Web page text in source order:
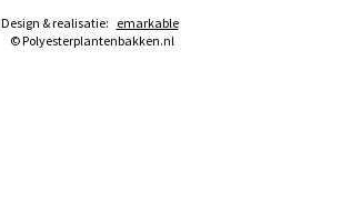
© Polyesterplantenbakken.nl
Design & realisatie: emarkable